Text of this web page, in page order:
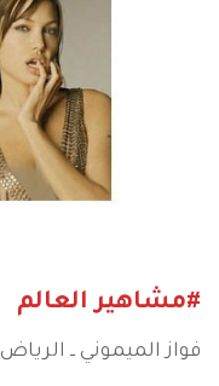
#مشاهير العالم
فواز الميموني ــ الرياض